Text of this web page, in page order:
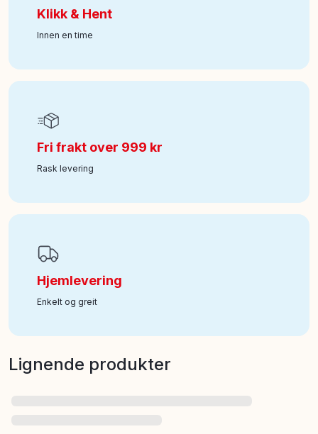
Alder fra: 4
Klikk & Hent
Innen en time
Fri frakt over 999 kr
Rask levering
Hjemlevering
Enkelt og greit
Lignende produkter